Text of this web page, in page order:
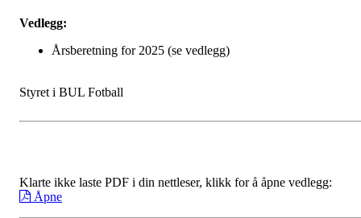
Vedlegg:
Årsberetning for 2025 (se vedlegg)
Styret i BUL Fotball
Klarte ikke laste PDF i din nettleser, klikk for å åpne vedlegg:
Åpne